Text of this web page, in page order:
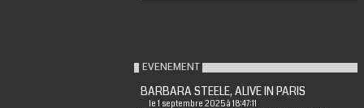
EVENEMENT
BARBARA STEELE, ALIVE IN PARIS
le 1 septembre 2025 à 18:47:11